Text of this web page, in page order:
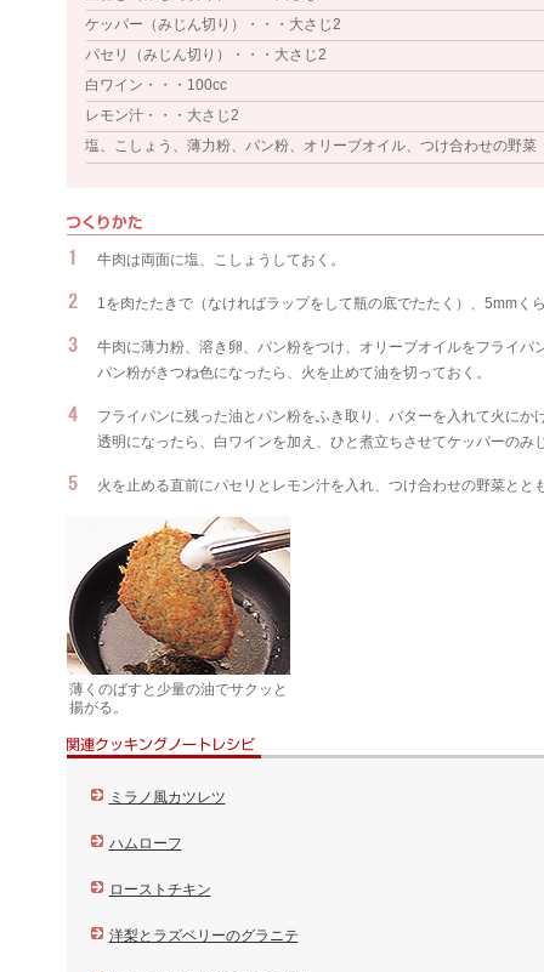
ケッパー（みじん切り）・・・大さじ2
パセリ（みじん切り）・・・大さじ2
白ワイン・・・100cc
レモン汁・・・大さじ2
塩、こしょう、薄力粉、パン粉、オリーブオイル、つけ合わせの野菜
牛肉は両面に塩、こしょうしておく。
1を肉たたきで（なければラップをして瓶の底でたたく）、5mmく
牛肉に薄力粉、溶き卵、パン粉をつけ、オリーブオイルをフライパ
パン粉がきつね色になったら、火を止めて油を切っておく。
フライパンに残った油とパン粉をふき取り、バターを入れて火にか
透明になったら、白ワインを加え、ひと煮立ちさせてケッパーの
火を止める直前にパセリとレモン汁を入れ、つけ合わせの野菜と
薄くのばすと少量の油でサクッと
揚がる。
ミラノ風カツレツ
ハムローフ
ローストチキン
洋梨とラズベリーのグラニテ